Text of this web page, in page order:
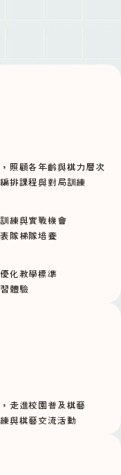
照顧各年齡與棋力層次
排課程與對局訓練
練與實戰機會
隊梯隊培養
化教學標準
體驗
走進校園普及棋藝
與棋藝交流活動